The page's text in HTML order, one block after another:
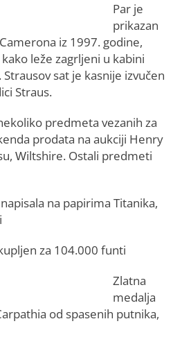
Par je
prikazan
iz 1997. godine,
leže zagrljeni u kabini
sat je kasnije izvučen
Straus.
predmeta vezanih za
prodata na aukciji Henry
Wiltshire. Ostali predmeti
na papirima Titanika,
za 104.000 funti
Zlatna
medalja
od spasenih putnika,